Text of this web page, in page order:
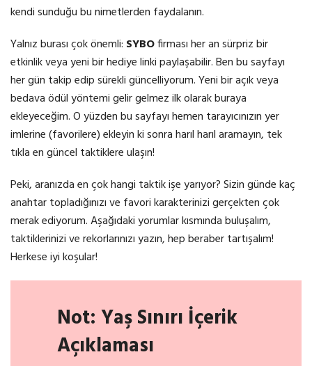
kendi sunduğu bu nimetlerden faydalanın.
Yalnız burası çok önemli: SYBOfirması her an sürpriz bir
etkinlik veya yeni bir hediye linki paylaşabilir. Ben bu sayfayı
her gün takip edip sürekli güncelliyorum. Yeni bir açık veya
bedava ödül yöntemi gelir gelmez ilk olarak buraya
ekleyeceğim. O yüzden bu sayfayı hemen tarayıcınızın yer
imlerine (favorilere) ekleyin ki sonra harıl harıl aramayın, tek
tıkla en güncel taktiklere ulaşın!
Peki, aranızda en çok hangi taktik işe yarıyor? Sizin günde kaç
anahtar topladığınızı ve favori karakterinizi gerçekten çok
merak ediyorum. Aşağıdaki yorumlar kısmında buluşalım,
taktiklerinizi ve rekorlarınızı yazın, hep beraber tartışalım!
Herkese iyi koşular!
Not: Yaş Sınırı İçerik
Açıklaması